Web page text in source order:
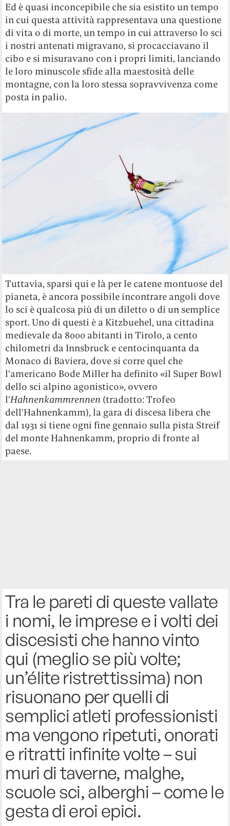
Ed è quasi inconcepibile che sia esistito un tempo
in cui questa attività rappresentava una questione
di vita o di morte, un tempo in cui attraverso lo sci
i nostri antenati migravano, si procacciavano il
cibo e si misuravano con i propri limiti, lanciando
le loro minuscole sfide alla maestosità delle
montagne, con la loro stessa sopravvivenza come
posta in palio.
Tuttavia, sparsi qui e là per le catene montuose del
pianeta, è ancora possibile incontrare angoli dove
lo sci è qualcosa più di un diletto o di un semplice
sport. Uno di questi è a Kitzbuehel, una cittadina
medievale da 8000 abitanti in Tirolo, a cento
chilometri da Innsbruck e centocinquanta da
Monaco di Baviera, dove si corre quel che
l’americano Bode Miller ha definito «il Super Bowl
dello sci alpino agonistico», ovvero
l’Hahnenkammrennen (tradotto: Trofeo
dell’Hahnenkamm), la gara di discesa libera che
dal 1931 si tiene ogni fine gennaio sulla pista Streif
del monte Hahnenkamm, proprio di fronte al
paese.
Tra le pareti di queste vallate
i nomi, le imprese e i volti dei
discesisti che hanno vinto
qui (meglio se più volte;
un’élite ristrettissima) non
risuonano per quelli di
semplici atleti professionisti
ma vengono ripetuti, onorati
e ritratti infinite volte – sui
muri di taverne, malghe,
scuole sci, alberghi – come le
gesta di eroi epici.